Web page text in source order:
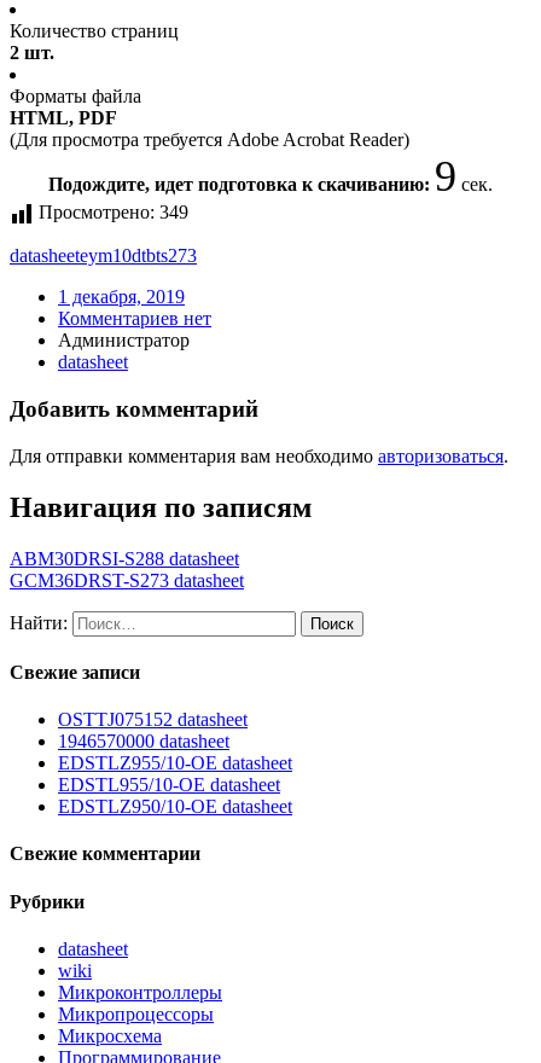
Количество страниц
2 шт.
Форматы файла
HTML, PDF
(Для просмотра требуется Adobe Acrobat Reader)
Подождите, идет подготовка к скачиванию: 9 сек.
Просмотрено: 349
datasheeteym10dtbts273
1 декабря, 2019
Комментариев нет
Администратор
datasheet
Добавить комментарий
Для отправки комментария вам необходимо авторизоваться.
Навигация по записям
ABM30DRSI-S288 datasheet
GCM36DRST-S273 datasheet
Найти:
Свежие записи
OSTTJ075152 datasheet
1946570000 datasheet
EDSTLZ955/10-OE datasheet
EDSTL955/10-OE datasheet
EDSTLZ950/10-OE datasheet
Свежие комментарии
Рубрики
datasheet
wiki
Микроконтроллеры
Микропроцессоры
Микросхема
Программирование